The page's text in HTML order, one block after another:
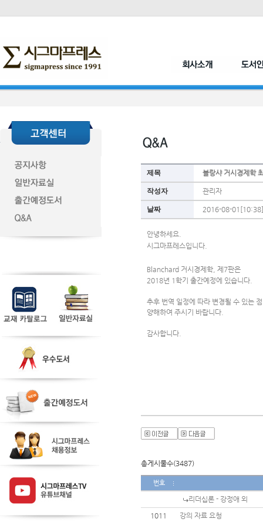
제목 블랑샤 거시경제학
작성자 관리자
날짜 2016-08-01[10:38]
안녕하세요.
시그마프레스입니다.
Blanchard 거시경제학, 제7판은
2018년 1학기 출간예정에 있습니다.
추후 번역 일정에 따라 변경될 수 있는
양해하여 주시기 바랍니다.
감사합니다.
총게시물수(3487)
번호
리더십론 - 강정애 외
1011
강의 자료 요청